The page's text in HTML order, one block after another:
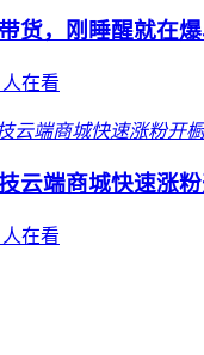
货，刚睡醒就在爆
人在看
云端商城快速涨
人在看